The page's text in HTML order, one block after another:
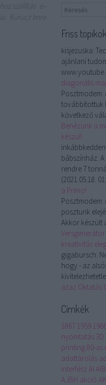
szállítás
Kurucz Imre
Friss topikok
kisjezuska:
ajánlani
diagonális
Posztmodem:
továbbítottuk
következő
Benézünk a
készül!
bábszínház:
rendre 7
(2021.05.18.
a Primo!
Posztmodem:
posztunk
Akkor készült
kreativitás
gigabursch:
hogy - az
azaz Oktatás
Címkék
1867 1959
nyomtatás
printing80-as
adattárolás
interfész AI
AJBH akció